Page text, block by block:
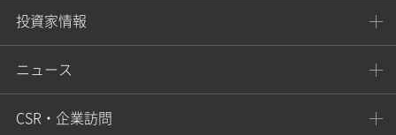
投資家情報
ニュース
CSR・企業訪問